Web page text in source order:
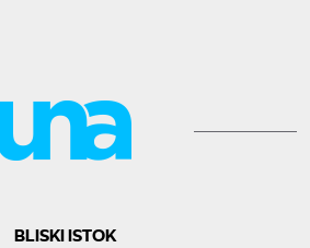
BLISKI ISTOK